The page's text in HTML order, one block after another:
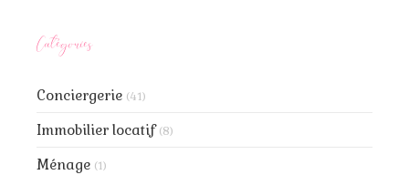
Catégories
Conciergerie (41)
Immobilier locatif (8)
Ménage (1)